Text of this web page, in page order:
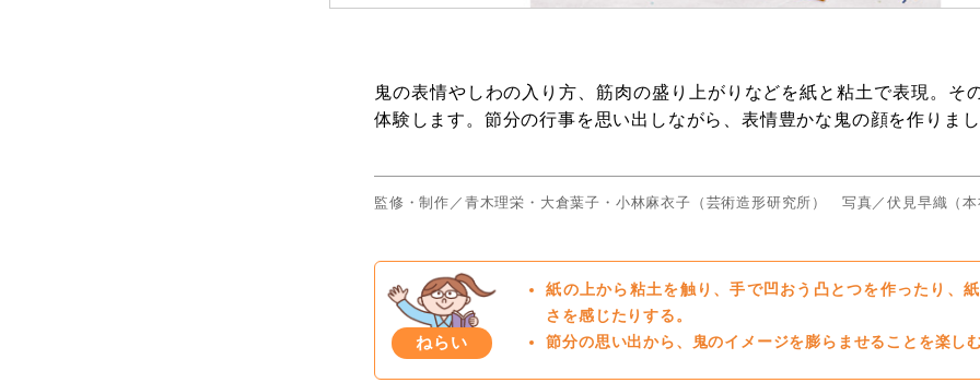
鬼の表情やしわの入り方、筋肉の盛り上がりなどを紙と粘土で表現。そ
体験します。節分の行事を思い出しながら、表情豊かな鬼の顔を作りま
監修・制作／青木理栄・大倉葉子・小林麻衣子（芸術造形研究所） 写真／伏見早織（
ねらい
紙の上から粘土を触り、手で凹おう凸とつを作ったり、
さを感じたりする。
節分の思い出から、鬼のイメージを膨らませることを楽し